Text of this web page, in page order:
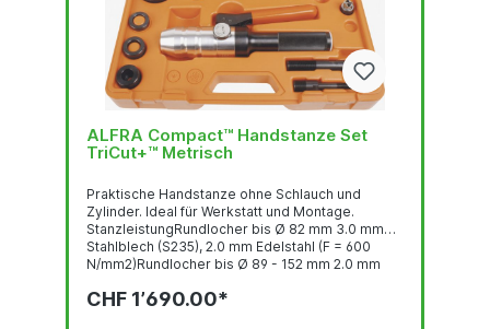
ALFRA Compact™ Handstanze Set
TriCut+™ Metrisch
Praktische Handstanze ohne Schlauch und
Zylinder. Ideal für Werkstatt und Montage.
StanzleistungRundlocher bis Ø 82 mm 3.0 mm
Stahlblech (S235), 2.0 mm Edelstahl (F = 600
N/mm2)Rundlocher bis Ø 89 - 152 mm 2.0 mm
N/mm2)Quadratlocher bis 68 x 68 mm 3.0 mm
CHF 1’690.00*